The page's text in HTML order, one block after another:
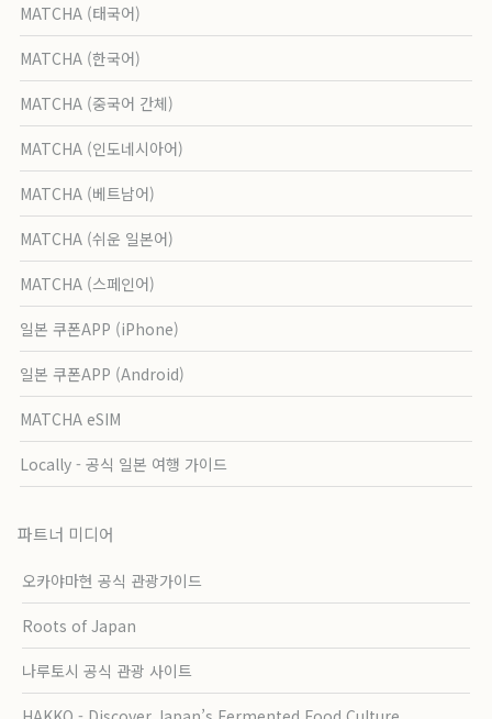
MATCHA (태국어)
MATCHA (한국어)
MATCHA (중국어 간체)
MATCHA (인도네시아어)
MATCHA (베트남어)
MATCHA (쉬운 일본어)
MATCHA (스페인어)
일본 쿠폰APP (iPhone)
일본 쿠폰APP (Android)
MATCHA eSIM
Locally - 공식 일본 여행 가이드
파트너 미디어
오카야마현 공식 관광가이드
Roots of Japan
나루토시 공식 관광 사이트